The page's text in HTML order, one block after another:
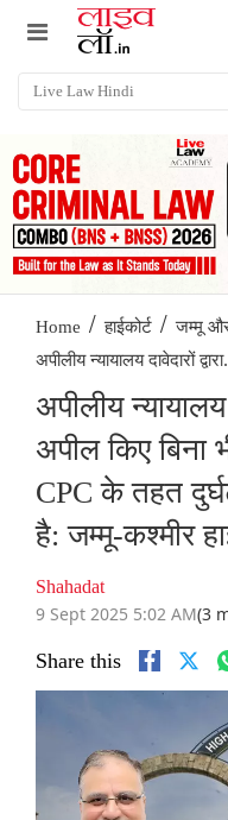
Home / हाईकोर्ट / जम्मू और
अपीलीय न्यायालय दावेदारों
अपीलीय न्यायालय
अपील किए बिना
CPC के तहत
है: जम्मू-कश्मीर
Shahadat
9 Sept 2025 5:02 AM(3
Share this